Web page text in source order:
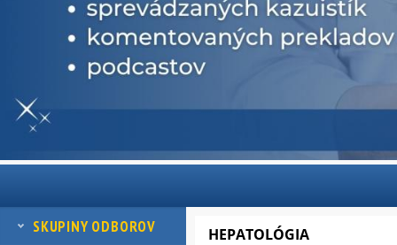
SKUPINY ODBOROV HEPATOLÓGIA